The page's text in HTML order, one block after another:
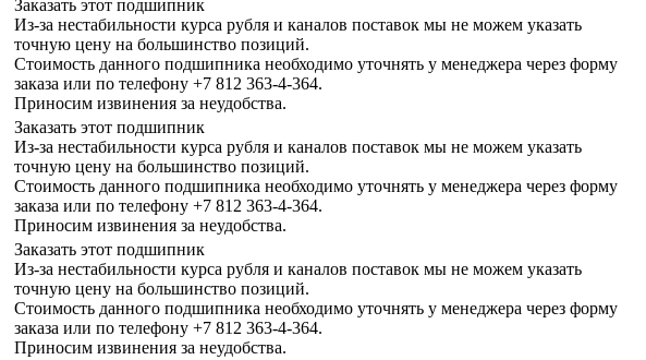
Заказать этот подшипник
Из-за нестабильности курса рубля и каналов поставок мы не можем указать
точную цену на большинство позиций.
Стоимость данного подшипника необходимо уточнять у менеджера через форму
заказа или по телефону +7 812 363-4-364.
Приносим извинения за неудобства.
Заказать этот подшипник
Из-за нестабильности курса рубля и каналов поставок мы не можем указать
точную цену на большинство позиций.
Стоимость данного подшипника необходимо уточнять у менеджера через форму
заказа или по телефону +7 812 363-4-364.
Приносим извинения за неудобства.
Заказать этот подшипник
Из-за нестабильности курса рубля и каналов поставок мы не можем указать
точную цену на большинство позиций.
Стоимость данного подшипника необходимо уточнять у менеджера через форму
заказа или по телефону +7 812 363-4-364.
Приносим извинения за неудобства.